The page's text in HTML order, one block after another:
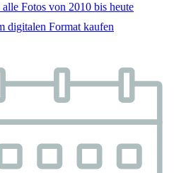
Fotos von 2010 bis heute
digitalen Format kaufen